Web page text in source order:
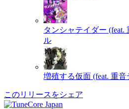
タンシャテイダー (feat.
ル
増殖する仮面 (feat. 重音
このリリースをシェア